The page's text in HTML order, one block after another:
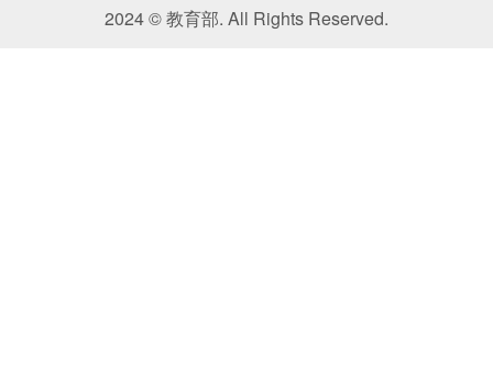
2024 © 教育部. All Rights Reserved.